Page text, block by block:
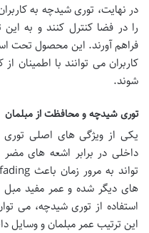
در نهایت، توری شیدچه به
را در فضا کنترل کنند و به
فراهم آورند. این محصول تحت
کاربران می توانند با اطمینان
شوند.
توری شیدچه و محافظت از مبلمان
یکی از ویژگی های اصلی
داخلی در برابر اشعه های
های دیگر شده و عمر مفید مبل
استفاده از توری شیدچه، می
این ترتیب عمر مبلمان و وسایل